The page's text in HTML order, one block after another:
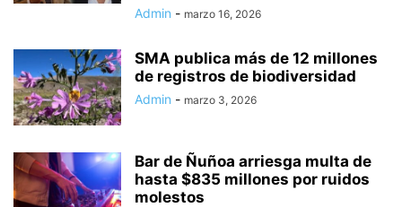
Admin - marzo 16, 2026
SMA publica más de 12 millones
de registros de biodiversidad
Admin - marzo 3, 2026
Bar de Ñuñoa arriesga multa de
hasta $835 millones por ruidos
molestos